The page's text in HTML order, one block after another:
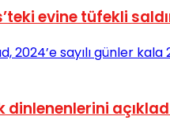
evine tüfekli
dinlenenlerini